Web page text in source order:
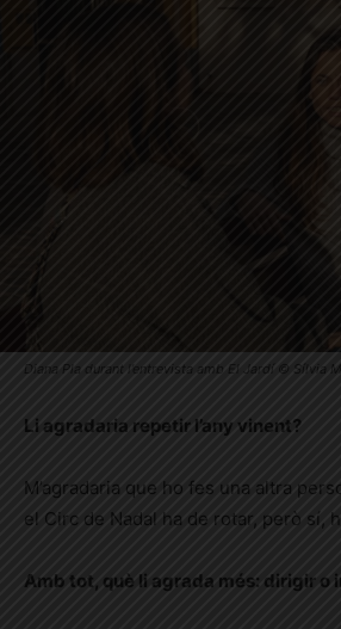
Diana Pla durant l’entrevista amb El Jardí © Sílvia
Li agradaria repetir l’any vinent?
M’agradaria que ho fes una altra
el Circ de Nadal ha de rotar, però sí,
Amb tot, què li agrada més: dirigir o